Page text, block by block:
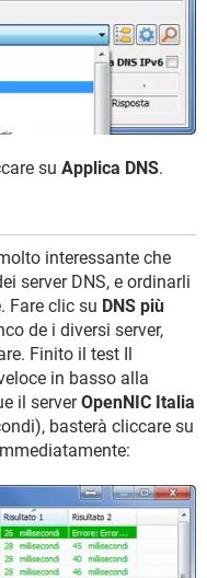
su Applica DNS.
interessante che
server DNS, e ordinarli
Fare clic su DNS più
de i diversi server,
Finito il test Il
in basso alla
il serverOpenNIC Italia
basterà cliccare su